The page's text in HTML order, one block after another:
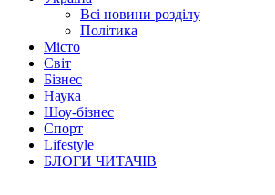
Всі новини розділу
Політика
Місто
Світ
Бізнес
Наука
Шоу-бізнес
Спорт
Lifestyle
БЛОГИ ЧИТАЧІВ